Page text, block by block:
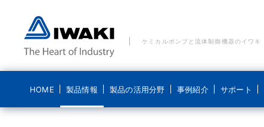
ケミカルポンプと流体制御機器のイワキ
HOME 製品情報 製品の活用分野 事例紹介 サポート